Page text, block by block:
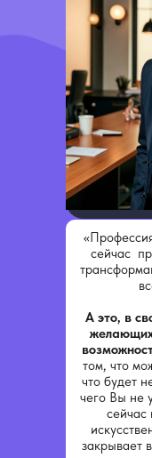
сейчас
А это, в
том, что
что будет
чего Вы не
сейчас
закрывает
Полный набор
Проверка
обратной связью
Доступ к
записями
К оплате:
Участие во всех
интенсива
Полный набор
участников
Тариф «С